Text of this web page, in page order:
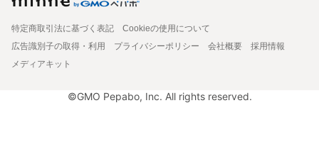
特定商取引法に基づく表記
Cookieの使用について
広告識別子の取得・利用
プライバシーポリシー 会社概要
採用情報
メディアキット
©GMO Pepabo, Inc. All rights reserved.